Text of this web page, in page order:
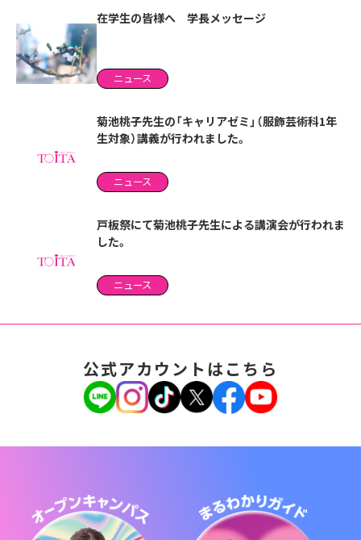
在学生の皆様へ 学長メッセージ
ニュース
菊池桃子先生の「キャリアゼミ」（服飾芸術科1年
生対象）講義が行われました。
ニュース
戸板祭にて菊池桃子先生による講演会が行われま
した。
ニュース
公式アカウントはこちら